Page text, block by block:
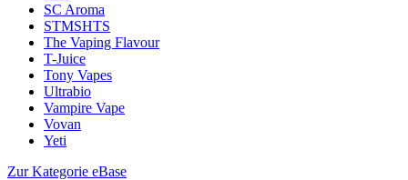
SC Aroma
STMSHTS
The Vaping Flavour
T-Juice
Tony Vapes
Ultrabio
Vampire Vape
Vovan
Yeti
Zur Kategorie eBase